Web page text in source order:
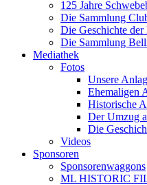
125 Jahre
Die Sammlung
Die Geschichte
Die Sammlung
Mediathek
Fotos
Unsere
Ehemaligen
Historische
Der Umzug
Die
Videos
Sponsoren
Sponsorenwaggons
ML HISTORIC